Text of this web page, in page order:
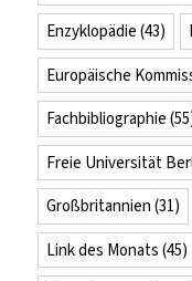
Enzyklopädie (43)
Europäische
Fachbibliographie
Freie Universität
Großbritannien (31)
Link des Monats (45)